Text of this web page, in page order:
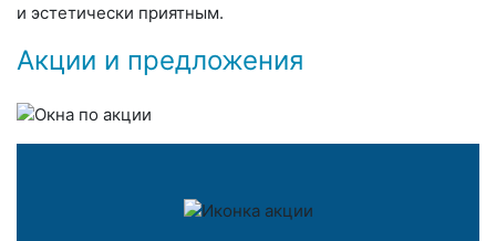
и эстетически приятным.
Акции и предложения